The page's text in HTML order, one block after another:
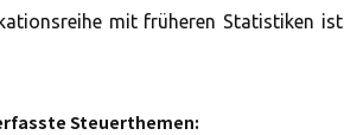
mit früheren Statistiken ist
Steuerthemen: